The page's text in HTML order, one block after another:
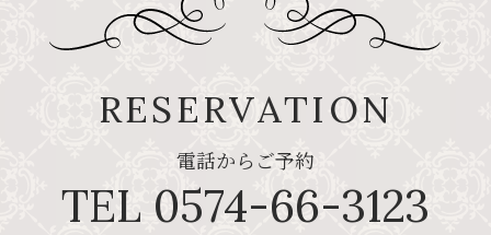
RESERVATION
電話からご予約
TEL 0574-66-3123